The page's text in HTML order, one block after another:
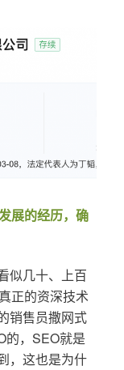
展的经历，确
似几十、上百
正的资深技术
销售员撒网式
的，SEO就是
，这也是为什